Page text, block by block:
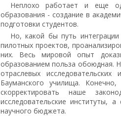
Неплохо работает и еще
образования - создание в
подготовки студентов.
Но, какой бы путь
пилотных проектов,
них. Весь мировой опыт
образованием польза обоюдная.
отраслевых
Бауманского училища.
скорректировать наше
исследовательские институты,
научного бюджета.